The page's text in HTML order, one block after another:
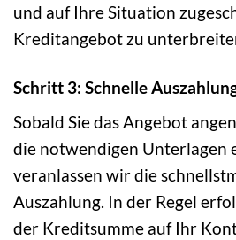
und auf Ihre Situation
Kreditangebot zu
Schritt 3: Schnelle
Sobald Sie das Angebot
die notwendigen Unterlagen
veranlassen wir die
Auszahlung. In der Regel
der Kreditsumme auf Ihr